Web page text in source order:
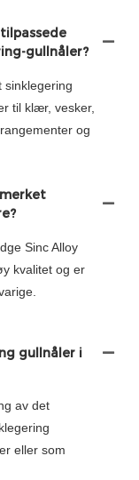
gullnåler?
sinklegering
til klær, vesker,
og
Sinc Alloy
kvalitet og er
gullnåler i
av det
eller som